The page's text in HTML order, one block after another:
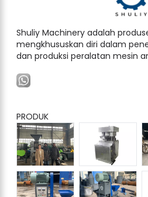
Shuliy Machinery adalah
mengkhususkan diri dalam
dan produksi peralatan mesin
PRODUK